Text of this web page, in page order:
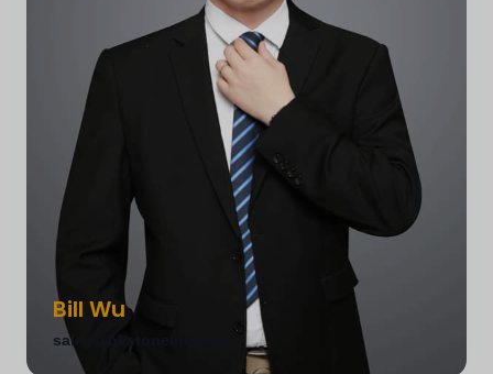
Bill Wu
sales@bestoneinc.com